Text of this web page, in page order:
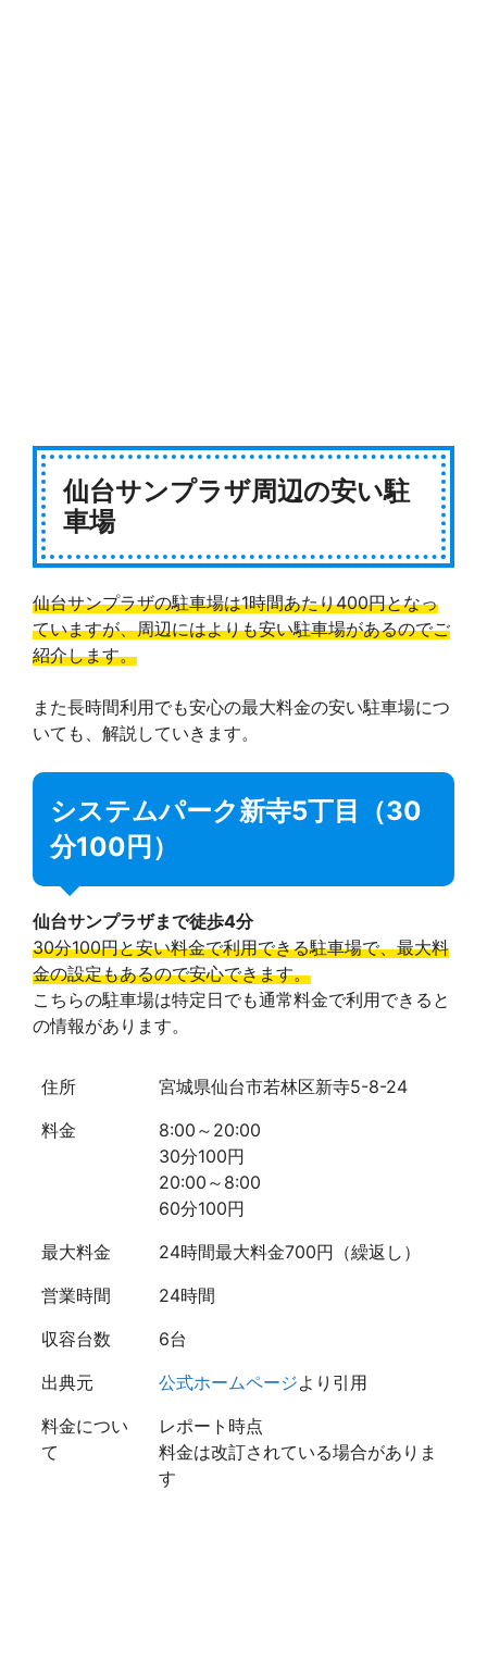
仙台サンプラザ周辺の安い駐
車場
仙台サンプラザの駐車場は1時間あたり400円となっ
ていますが、周辺にはよりも安い駐車場があるのでご
紹介します。
また長時間利用でも安心の最大料金の安い駐車場につ
いても、解説していきます。
システムパーク新寺5丁目（30
分100円）
仙台サンプラザまで徒歩4分
30分100円と安い料金で利用できる駐車場で、最大料
金の設定もあるので安心できます。
こちらの駐車場は特定日でも通常料金で利用できると
の情報があります。
住所
宮城県仙台市若林区新寺5-8-24
料金
8:00～20:00
30分100円
20:00～8:00
60分100円
最大料金
24時間最大料金700円（繰返し）
営業時間
24時間
収容台数
6台
出典元
公式ホームページより引用
料金につい
て
レポート時点
料金は改訂されている場合がありま
す